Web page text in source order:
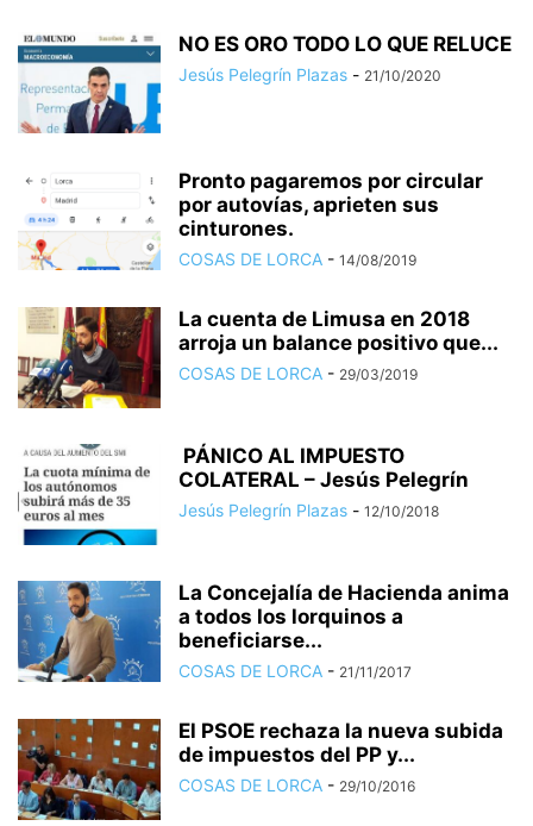
NO ES ORO TODO LO QUE RELUCE
Jesús Pelegrín Plazas - 21/10/2020
Pronto pagaremos por circular
por autovías, aprieten sus
cinturones.
COSAS DE LORCA - 14/08/2019
La cuenta de Limusa en 2018
arroja un balance positivo que...
COSAS DE LORCA - 29/03/2019
PÁNICO AL IMPUESTO
COLATERAL – Jesús Pelegrín
Jesús Pelegrín Plazas - 12/10/2018
La Concejalía de Hacienda anima
a todos los lorquinos a
beneficiarse...
COSAS DE LORCA - 21/11/2017
El PSOE rechaza la nueva subida
de impuestos del PP y...
COSAS DE LORCA - 29/10/2016